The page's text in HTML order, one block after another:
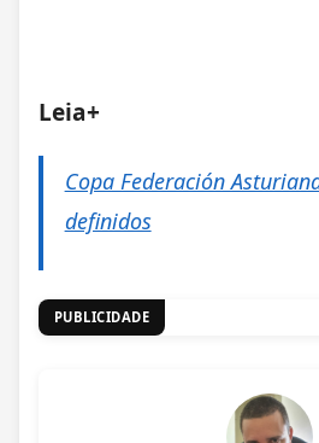
Leia+
Copa Federación
definidos
PUBLICIDADE